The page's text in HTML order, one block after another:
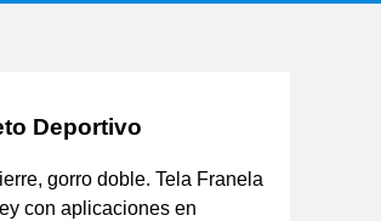
Deportivo
gorro doble. Tela Franela
con aplicaciones en